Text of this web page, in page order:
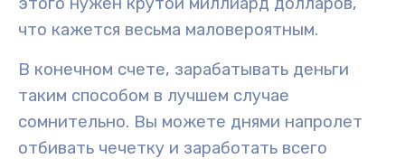
что кажется весьма маловероятным.
В конечном счете, зарабатывать деньги
таким способом в лучшем случае
сомнительно. Вы можете днями напролет
отбивать чечетку и заработать всего